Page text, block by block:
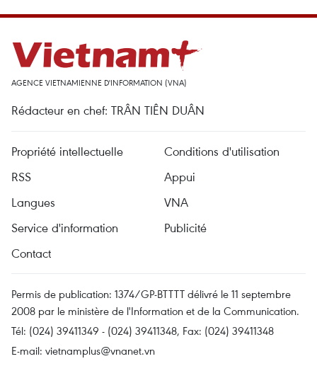
AGENCE VIETNAMIENNE D'INFORMATION (VNA)
Rédacteur en chef: TRÂN TIÊN DUÂN
Propriété intellectuelle
Conditions d'utilisation
RSS
Appui
Langues
VNA
Service d'information
Publicité
Contact
Permis de publication: 1374/GP-BTTTT délivré le 11 septembre
2008 par le ministère de l'Information et de la Communication.
Tél: (024) 39411349 - (024) 39411348, Fax: (024) 39411348
E-mail: vietnamplus@vnanet.vn